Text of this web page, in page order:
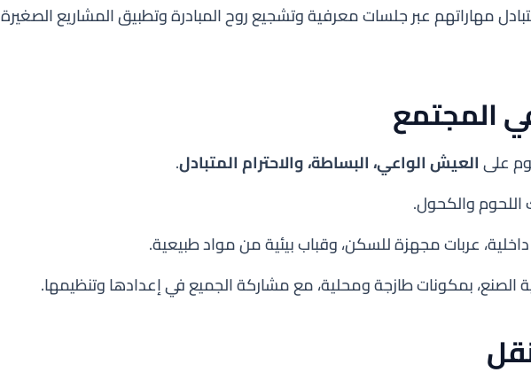
مهاراتهم عبر جلسات معرفية وتشجيع روح المبادرة وتطبيق المشاريع الصغيرة
المجتمع
علىالعيش الواعي، البساطة، والاحترام المتبادل.
اللحوم والكحول.
عربات مجهزة للسكن، وقباب بيئية من مواد طبيعية.
الصنع، بمكونات طازجة ومحلية، مع مشاركة الجميع في إعدادها وتنظيمها.